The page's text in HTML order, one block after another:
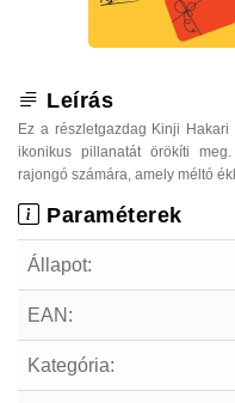
Leírás
Ez a részletgazdag Kinji
ikonikus pillanatát örökíti
rajongó számára, amely méltó
Paraméterek
Állapot:
EAN:
Kategória: